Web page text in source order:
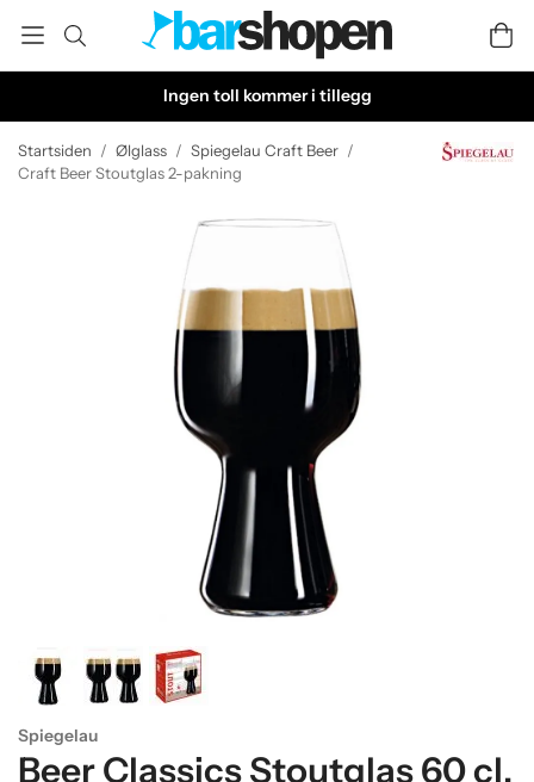
Ingen toll kommer i tillegg
Startsiden / Ølglass / Spiegelau Craft Beer /
Craft Beer Stoutglas 2-pakning
Spiegelau
Beer Classics Stoutglas 60 cl,